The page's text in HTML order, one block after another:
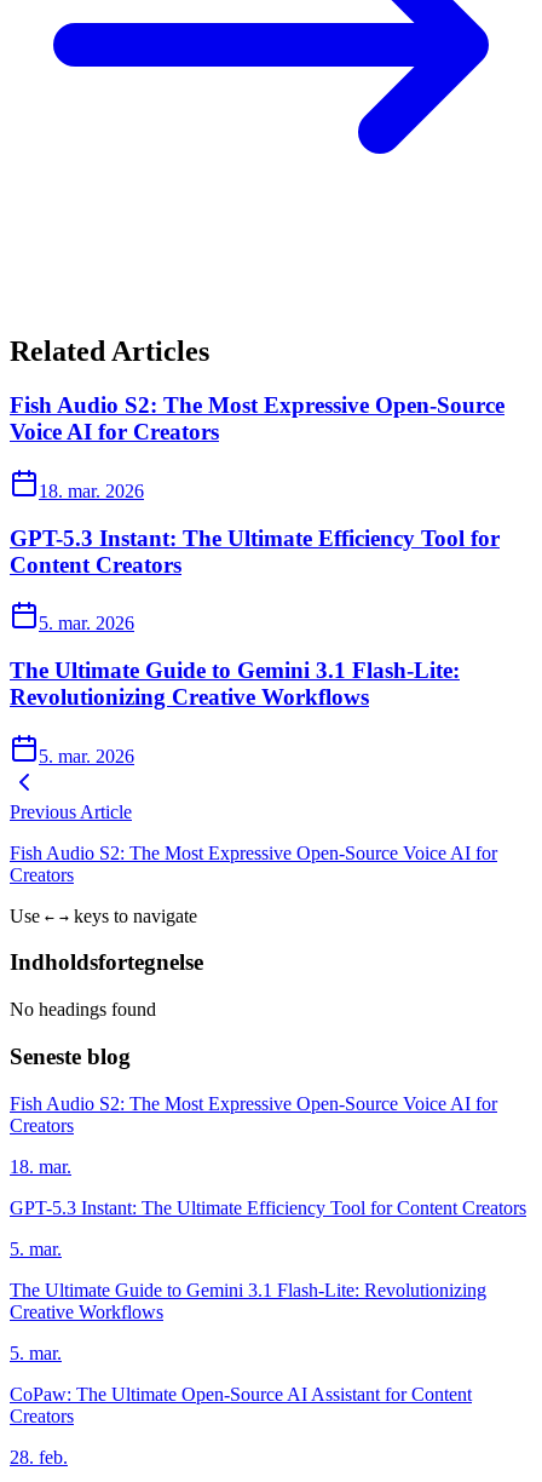
Related Articles
Fish Audio S2: The Most Expressive Open-Source
Voice AI for Creators
18. mar. 2026
GPT-5.3 Instant: The Ultimate Efficiency Tool for
Content Creators
5. mar. 2026
The Ultimate Guide to Gemini 3.1 Flash-Lite:
Revolutionizing Creative Workflows
5. mar. 2026
Previous Article
Fish Audio S2: The Most Expressive Open-Source Voice AI for
Creators
Use ← → keys to navigate
Indholdsfortegnelse
No headings found
Seneste blog
Fish Audio S2: The Most Expressive Open-Source Voice AI for
Creators
18. mar.
GPT-5.3 Instant: The Ultimate Efficiency Tool for Content Creators
5. mar.
The Ultimate Guide to Gemini 3.1 Flash-Lite: Revolutionizing
Creative Workflows
5. mar.
CoPaw: The Ultimate Open-Source AI Assistant for Content
Creators
28. feb.